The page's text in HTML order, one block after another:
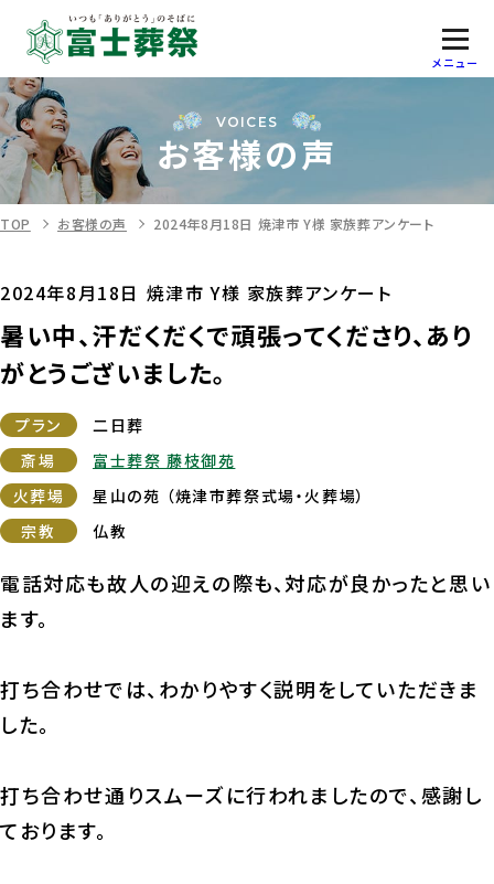
メニュー
VOICES
お客様の声
TOP お客様の声 2024年8月18日 焼津市 Y様 家族葬アンケート
2024年8月18日 焼津市 Y様 家族葬アンケート
暑い中、汗だくだくで頑張ってくださり、あり
がとうございました。
プラン
二日葬
斎場
富士葬祭 藤枝御苑
火葬場
星山の苑 （焼津市葬祭式場・火葬場）
宗教
仏教
電話対応も故人の迎えの際も、対応が良かったと思い
ます。
打ち合わせでは、わかりやすく説明をしていただきま
した。
打ち合わせ通りスムーズに行われましたので、感謝し
ております。